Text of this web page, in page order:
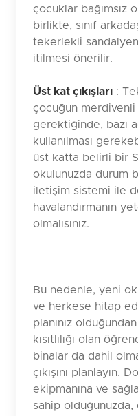
çocuklar bağımsız
birlikte, sınıf
tekerlekli
itilmesi önerilir.
Üst kat çıkışları :
çocuğun merdivenli
gerektiğinde, bazı
kullanılması
üst katta belirli bir
okulunuzda durum
iletişim sistemi ile
havalandırmanın
olmalısınız.
Bu nedenle, yeni
ve herkese hitap
planınız
kısıtlılığı olan
binalar da dahil
çıkışını planlayın.
ekipmanına ve
sahip